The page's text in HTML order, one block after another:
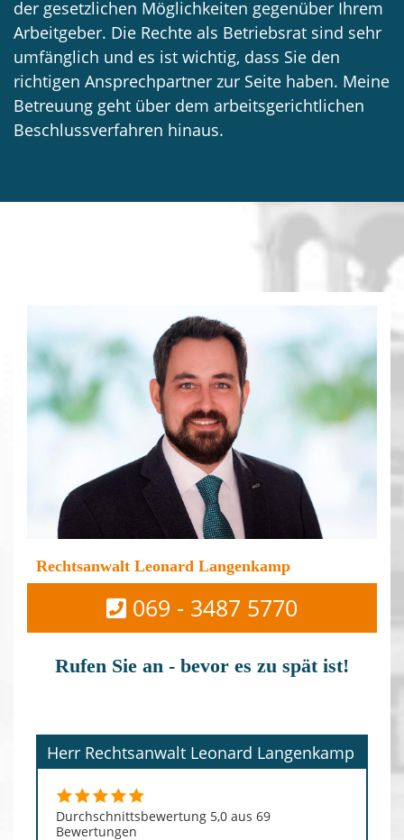
der gesetzlichen Möglichkeiten gegenüber Ihrem
Arbeitgeber. Die Rechte als Betriebsrat sind sehr
umfänglich und es ist wichtig, dass Sie den
richtigen Ansprechpartner zur Seite haben. Meine
Betreuung geht über dem arbeitsgerichtlichen
Beschlussverfahren hinaus.
Rechtsanwalt Leonard Langenkamp
069 - 3487 5770
Rufen Sie an - bevor es zu spät ist!
Herr Rechtsanwalt Leonard Langenkamp
Durchschnittsbewertung 5,0 aus 69
Bewertungen